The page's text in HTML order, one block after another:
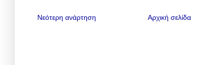
Νεότερη ανάρτηση Αρχική σελίδα